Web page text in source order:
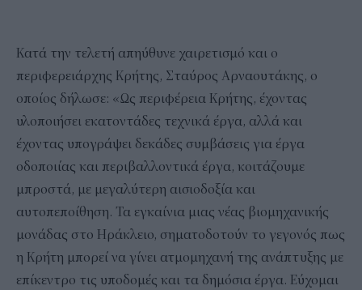
Κατά την τελετή απηύθυνε χαιρετισμό και ο
περιφερειάρχης Κρήτης, Σταύρος Αρναουτάκης, ο
οποίος δήλωσε: «Ως περιφέρεια Κρήτης, έχοντας
υλοποιήσει εκατοντάδες τεχνικά έργα, αλλά και
έχοντας υπογράψει δεκάδες συμβάσεις για έργα
οδοποιίας και περιβαλλοντικά έργα, κοιτάζουμε
μπροστά, με μεγαλύτερη αισιοδοξία και
αυτοπεποίθηση. Τα εγκαίνια μιας νέας βιομηχανικής
μονάδας στο Ηράκλειο, σηματοδοτούν το γεγονός πως
η Κρήτη μπορεί να γίνει ατμομηχανή της ανάπτυξης με
επίκεντρο τις υποδομές και τα δημόσια έργα. Εύχομαι